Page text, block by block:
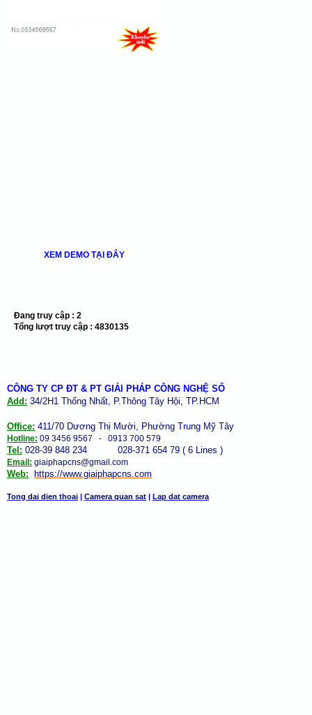
XEM DEMO TẠI ĐÂY
Đang truy cập : 2
Tổng lượt truy cập : 4830135
CÔNG TY CP ĐT & PT GIẢI PHÁP CÔNG NGHỆ SỐ
Add: 34/2H1 Thống Nhất, P.Thông Tây Hội, TP.HCM
Office: 411/70 Dương Thị Mười, Phường Trung Mỹ Tây
Hotline: 09 3456 9567 - 0913 700 579
Tel: 028-39 848 234 028-371 654 79 ( 6 Lines )
Email: giaiphapcns@gmail.com
Web: https://www.giaiphapcns.com
Tong dai dien thoai | Camera quan sat | Lap dat camera